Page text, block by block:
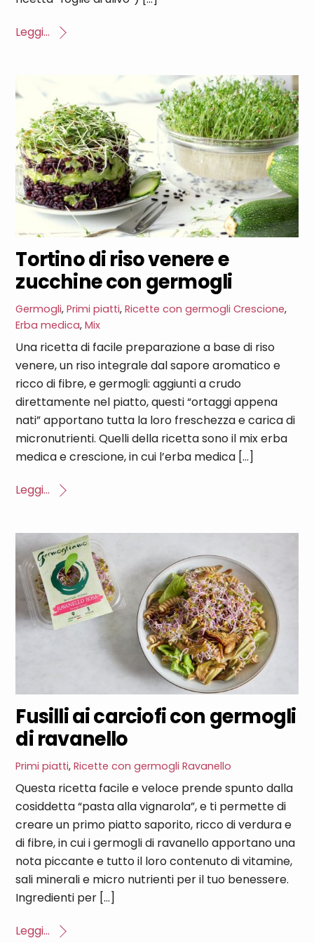
Leggi...
Tortino di riso venere e
zucchine con germogli
Germogli,Primi piatti,Ricette con germogli Crescione,
Erba medica,Mix
Una ricetta di facile preparazione a base di riso
venere, un riso integrale dal sapore aromatico e
ricco di fibre, e germogli: aggiunti a crudo
direttamente nel piatto, questi “ortaggi appena
nati” apportano tutta la loro freschezza e carica di
micronutrienti. Quelli della ricetta sono il mix erba
medica e crescione, in cui l’erba medica […]
Leggi...
Fusilli ai carciofi con germogli
di ravanello
Primi piatti,Ricette con germogli Ravanello
Questa ricetta facile e veloce prende spunto dalla
cosiddetta “pasta alla vignarola”, e ti permette di
creare un primo piatto saporito, ricco di verdura e
di fibre, in cui i germogli di ravanello apportano una
nota piccante e tutto il loro contenuto di vitamine,
sali minerali e micro nutrienti per il tuo benessere.
Ingredienti per […]
Leggi...